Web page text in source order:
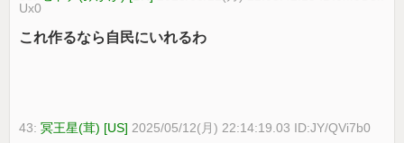
Ux0
これ作るなら自民にいれるわ
43:冥王星(茸) [US] 2025/05/12(月) 22:14:19.03 ID:JY/QVi7b0